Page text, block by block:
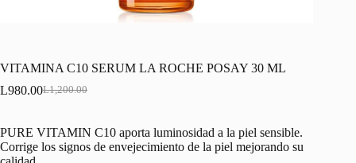
VITAMINA C10 SERUM LA ROCHE POSAY 30 ML
L1,200.00
Original
L1,200.00.
L980.00Current
L980.00.
PURE VITAMIN C10 aporta luminosidad a la piel sensible.
Corrige los signos de envejecimiento de la piel mejorando su